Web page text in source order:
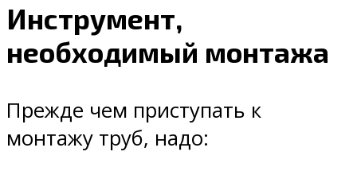
Инструмент,
необходимый монтажа
Прежде чем приступать к
монтажу труб, надо: